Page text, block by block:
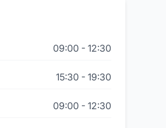
09:00 - 12:30
15:30 - 19:30
09:00 - 12:30